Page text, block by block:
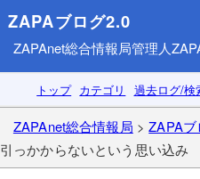
ZAPAブログ2.0
ZAPAnet総合情報局管理人
トップ カテゴリ 過去ログ/検
ZAPAnet総合情報局 >ZAPA
引っかからないという思い込み